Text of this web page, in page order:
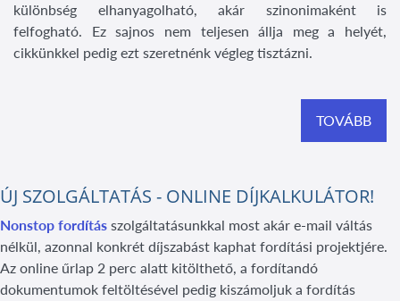
különbség elhanyagolható, akár szinonimaként is
felfogható. Ez sajnos nem teljesen állja meg a helyét,
cikkünkkel pedig ezt szeretnénk végleg tisztázni.
TOVÁBB
ÚJ SZOLGÁLTATÁS - ONLINE DÍJKALKULÁTOR!
Nonstop fordítás szolgáltatásunkkal most akár e-mail váltás
nélkül, azonnal konkrét díjszabást kaphat fordítási projektjére.
Az online űrlap 2 perc alatt kitölthető, a fordítandó
dokumentumok feltöltésével pedig kiszámoljuk a fordítás